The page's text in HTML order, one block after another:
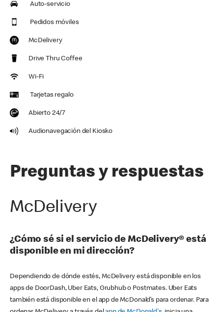
Auto-servicio
Pedidos móviles
McDelivery
Drive Thru Coffee
Wi-Fi
Tarjetas regalo
Abierto 24/7
Audionavegación del Kiosko
Preguntas y respuestas
McDelivery
¿Cómo sé si el servicio de McDelivery® está
disponible en mi dirección?
Dependiendo de dónde estés, McDelivery está disponible en los
apps de DoorDash, Uber Eats, Grubhub o Postmates. Uber Eats
también está disponible en el app de McDonald’s para ordenar. Para